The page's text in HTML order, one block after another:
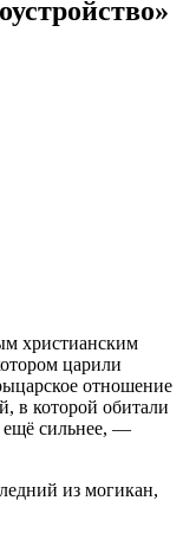
христианским
царили
отношение
в которой обитали
ещё сильнее, —
из могикан,